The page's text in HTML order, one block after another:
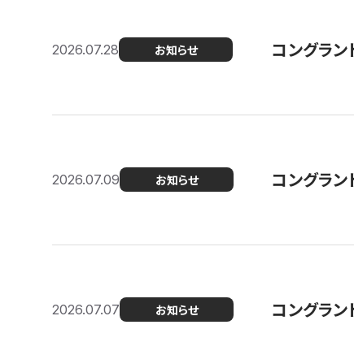
2026.07.28 お知らせ コングラ
2026.07.09 お知らせ コングラン
2026.07.07 お知らせ コングラ